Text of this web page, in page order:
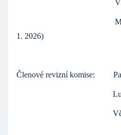
Vladimír
Mgr. Romana
1. 2026)
Členové revizní komise:
Ludmila
Věra